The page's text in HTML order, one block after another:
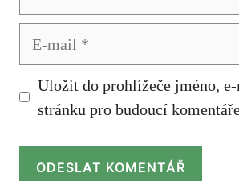
Uložit do prohlížeče jméno,
stránku pro budoucí